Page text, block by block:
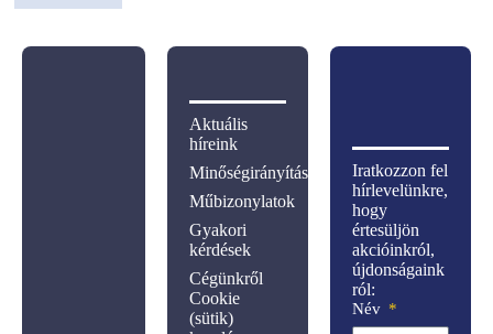
Iratkozzon fel
hírlevelünkre,
hogy
értesüljön
akcióinkról,
újdonságaink
ról:
Név
Aktuális
híreink
Minőségirányítás
Műbizonylatok
Gyakori
kérdések
Cégünkről
Cookie
(sütik)